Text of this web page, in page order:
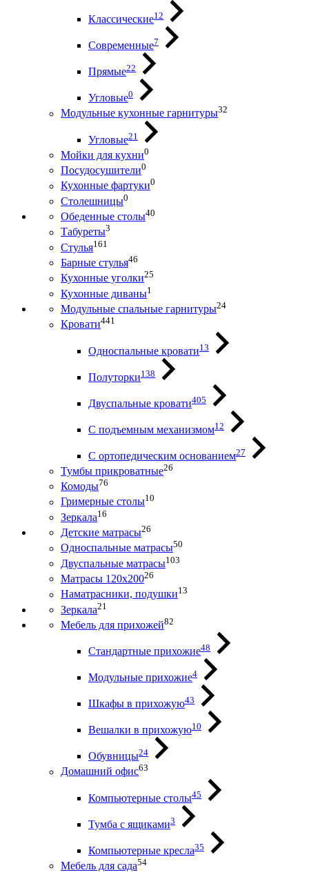
Классические12
Современные7
Прямые22
Угловые0
Модульные кухонные гарнитуры32
Угловые21
Мойки для кухни0
Посудосушители0
Кухонные фартуки0
Столешницы0
Обеденные столы40
Табуреты3
Стулья161
Барные стулья46
Кухонные уголки25
Кухонные диваны1
Модульные спальные гарнитуры24
Кровати441
Односпальные кровати13
Полуторки138
Двуспальные кровати405
С подъемным механизмом12
С ортопедическим основанием27
Тумбы прикроватные26
Комоды76
Гримерные столы10
Зеркала16
Детские матрасы26
Односпальные матрасы50
Двуспальные матрасы103
Матрасы 120х20026
Наматрасники, подушки13
Зеркала21
Мебель для прихожей82
Стандартные прихожие48
Модульные прихожие4
Шкафы в прихожую43
Вешалки в прихожую10
Обувницы24
Домашний офис63
Компьютерные столы45
Тумба с ящиками3
Компьютерные кресла35
Мебель для сада54